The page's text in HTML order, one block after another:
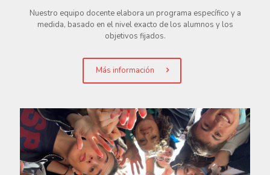
Nuestro equipo docente elabora un programa específico y a
medida, basado en el nivel exacto de los alumnos y los
objetivos fijados.
Más información